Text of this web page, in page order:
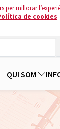
per millorar
de cookies
QUI SOM